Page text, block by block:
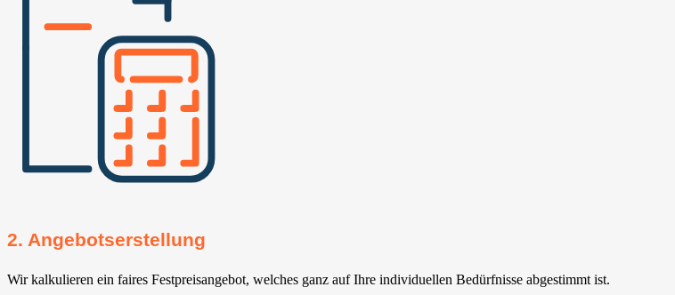
2. Angebotserstellung
Wir kalkulieren ein faires Festpreisangebot, welches ganz auf Ihre individuellen Bedürfnisse abgestimmt ist.